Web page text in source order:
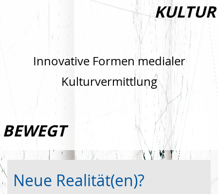
KULTUR
Innovative Formen medialer
Kulturvermittlung
BEWEGT
Neue Realität(en)?